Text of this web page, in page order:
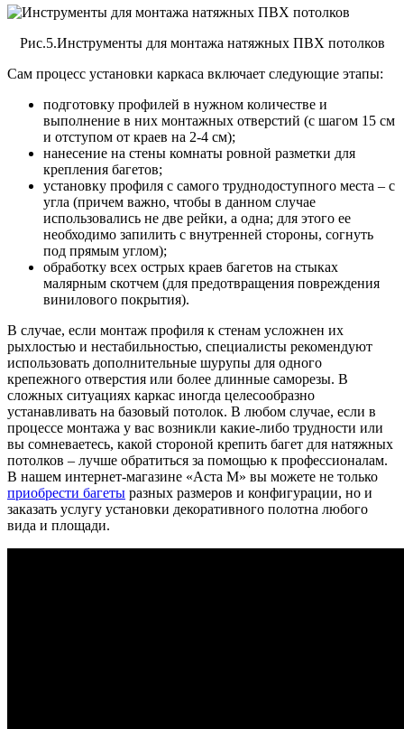
Рис.5.Инструменты для монтажа натяжных ПВХ потолков
Сам процесс установки каркаса включает следующие этапы:
подготовку профилей в нужном количестве и
выполнение в них монтажных отверстий (с шагом 15 см
и отступом от краев на 2-4 см);
нанесение на стены комнаты ровной разметки для
крепления багетов;
установку профиля с самого труднодоступного места – с
угла (причем важно, чтобы в данном случае
использовались не две рейки, а одна; для этого ее
необходимо запилить с внутренней стороны, согнуть
под прямым углом);
обработку всех острых краев багетов на стыках
малярным скотчем (для предотвращения повреждения
винилового покрытия).
В случае, если монтаж профиля к стенам усложнен их
рыхлостью и нестабильностью, специалисты рекомендуют
использовать дополнительные шурупы для одного
крепежного отверстия или более длинные саморезы. В
сложных ситуациях каркас иногда целесообразно
устанавливать на базовый потолок. В любом случае, если в
процессе монтажа у вас возникли какие-либо трудности или
вы сомневаетесь, какой стороной крепить багет для натяжных
потолков – лучше обратиться за помощью к профессионалам.
В нашем интернет-магазине «Аста М» вы можете не только
приобрести багеты разных размеров и конфигурации, но и
заказать услугу установки декоративного полотна любого
вида и площади.